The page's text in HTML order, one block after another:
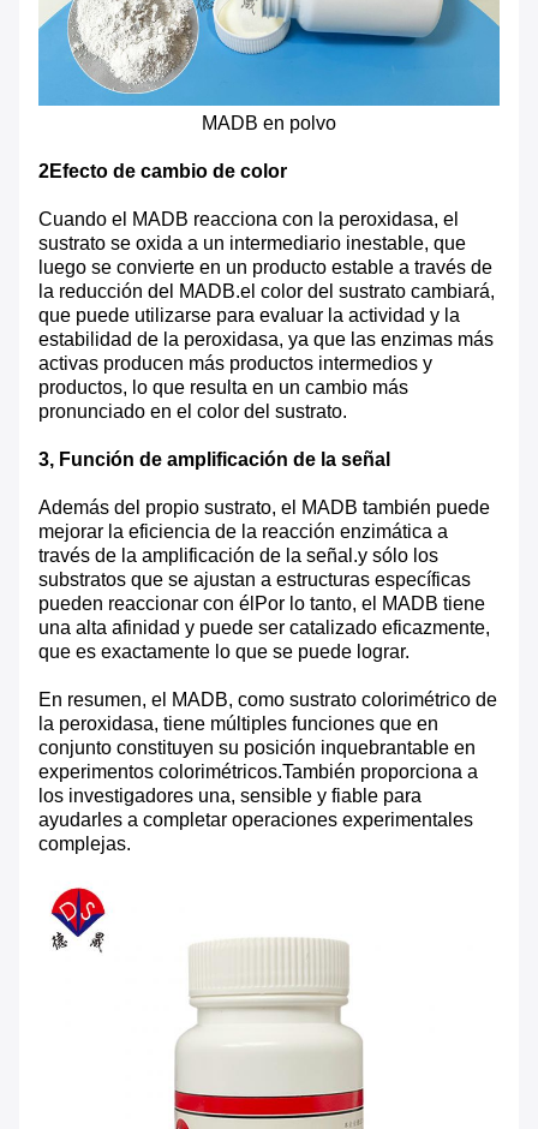
MADB en polvo
2Efecto de cambio de color
Cuando el MADB reacciona con la peroxidasa, el
sustrato se oxida a un intermediario inestable, que
luego se convierte en un producto estable a través de
la reducción del MADB.el color del sustrato cambiará,
que puede utilizarse para evaluar la actividad y la
estabilidad de la peroxidasa, ya que las enzimas más
activas producen más productos intermedios y
productos, lo que resulta en un cambio más
pronunciado en el color del sustrato.
3, Función de amplificación de la señal
Además del propio sustrato, el MADB también puede
mejorar la eficiencia de la reacción enzimática a
través de la amplificación de la señal.y sólo los
substratos que se ajustan a estructuras específicas
pueden reaccionar con élPor lo tanto, el MADB tiene
una alta afinidad y puede ser catalizado eficazmente,
que es exactamente lo que se puede lograr.
En resumen, el MADB, como sustrato colorimétrico de
la peroxidasa, tiene múltiples funciones que en
conjunto constituyen su posición inquebrantable en
experimentos colorimétricos.También proporciona a
los investigadores una, sensible y fiable para
ayudarles a completar operaciones experimentales
complejas.